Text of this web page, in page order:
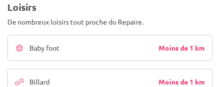
Loisirs
De nombreux loisirs tout proche du Repaire.
Baby foot Moins de 1 km
Billard Moins de 1 km